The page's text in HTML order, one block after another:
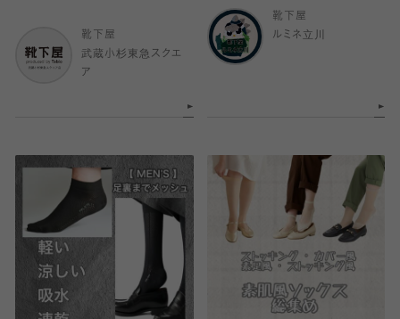
靴下屋
武蔵小杉東急スクエ
ア
靴下屋
ルミネ立川